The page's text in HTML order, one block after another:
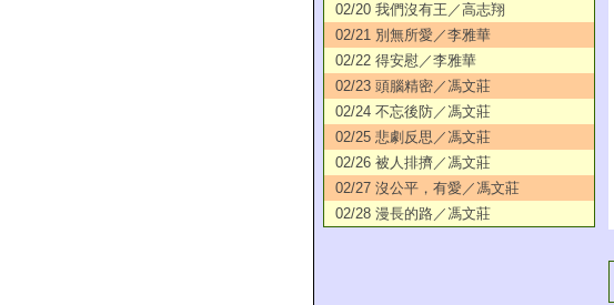
02/20 我們沒有王／高志翔
02/21 別無所愛／李雅華
02/22 得安慰／李雅華
02/23 頭腦精密／馮文莊
02/24 不忘後防／馮文莊
02/25 悲劇反思／馮文莊
02/26 被人排擠／馮文莊
02/27 沒公平，有愛／馮文莊
02/28 漫長的路／馮文莊